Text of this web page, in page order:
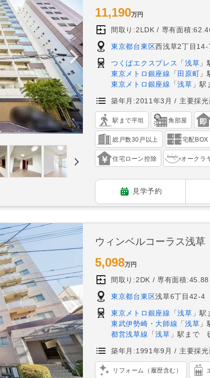
11,190万円
間取り:2LDK 専有面積
東京都台東区西浅草2丁目14-
つくばエクスプレス 「浅草
東京メトロ銀座線
「 田原町
東京メトロ銀座線
「浅草 」
築年月:2011年3月 主要採
駅まで平坦 角部屋
総戸数30戸以上 宅配BOX
住宅ローン控除 オークラ
見学予約
ウィンベルコーラス浅草
5,098万円
間取り:2DK 専有面積
東京都台東区浅草6丁目42-4
東京メトロ銀座線 「浅草 」
東武伊勢崎・大師線 「浅草
都営浅草線 「浅草 」駅まで
築年月:1991年9月 主要採
リフォーム（履歴含む）